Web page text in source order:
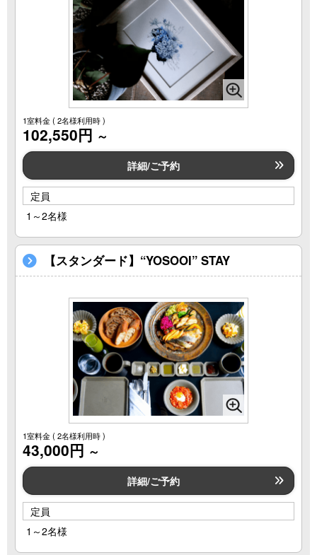
1室料金( 2名様利用時 )
102,550円 ～
詳細/ご予約
定員
1～2名様
【スタンダード】“YOSOOI” STAY
1室料金( 2名様利用時 )
43,000円 ～
詳細/ご予約
定員
1～2名様